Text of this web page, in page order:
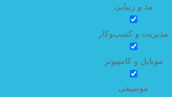
مد و زیبایی
مدیریت و کسب‌وکار
موبایل و کامپیوتر
موسیقی